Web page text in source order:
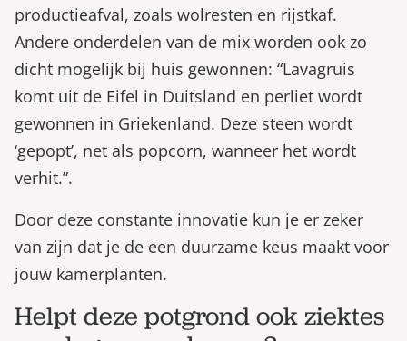
productieafval, zoals wolresten en rijstkaf.
Andere onderdelen van de mix worden ook zo
dicht mogelijk bij huis gewonnen: “Lavagruis
komt uit de Eifel in Duitsland en perliet wordt
gewonnen in Griekenland. Deze steen wordt
‘gepopt’, net als popcorn, wanneer het wordt
verhit.”.
Door deze constante innovatie kun je er zeker
van zijn dat je de een duurzame keus maakt voor
jouw kamerplanten.
Helpt deze potgrond ook ziektes